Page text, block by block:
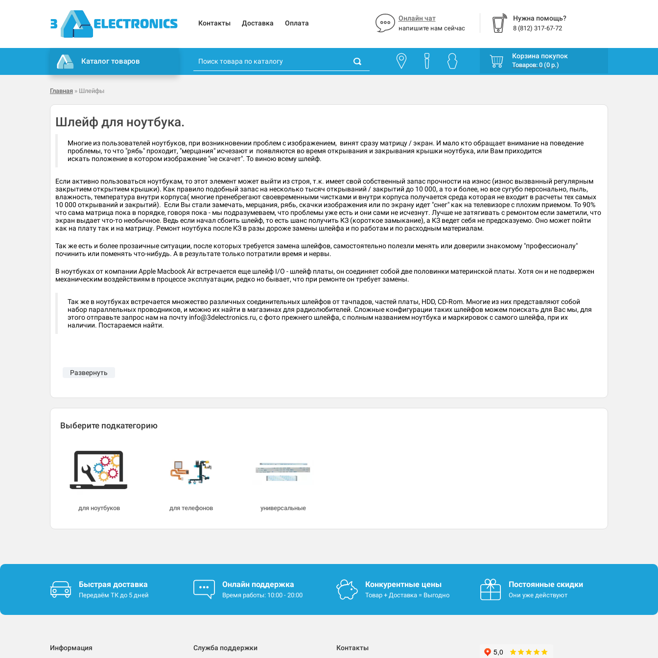
Контакты Доставка Оплата
Онлайн чат
напишите нам сейчас
Нужна помощь?
8 (812) 317-67-72
Каталог товаров
Корзина покупок
Товаров: 0 (0 р.)
Главная » Шлейфы
Шлейф для ноутбука.
Многие из пользователей ноутбуков, при возникновении проблем с изображением, винят сразу матрицу / экран. И мало кто обращает внимание на поведение
проблемы, то что "рябь" проходит, "мерцания" исчезают и появляются во время открывания и закрывания крышки ноутбука, или Вам приходится
искать положение в котором изображение "не скачет". То виною всему шлейф.
Если активно пользоваться ноутбукам, то этот элемент может выйти из строя, т.к. имеет свой собственный запас прочности на износ (износ вызванный регулярным
закрытием открытием крышки). Как правило подобный запас на несколько тысяч открываний / закрытий до 10 000, а то и более, но все сугубо персонально, пыль,
влажность, температура внутри корпуса( многие пренебрегают своевременными чистками и внутри корпуса получается среда которая не входит в расчеты тех самых
10 000 открываний и закрытий). Если Вы стали замечать, мерцания, рябь, скачки изображения или по экрану идет "снег" как на телевизоре с плохим приемом. То 90%
что сама матрица пока в порядке, говоря пока - мы подразумеваем, что проблемы уже есть и они сами не исчезнут. Лучше не затягивать с ремонтом если заметили, что
экран выдает что-то необычное. Ведь если начал сбоить шлейф, то есть шанс получить КЗ (короткое замыкание), а КЗ ведет себя не предсказуемо. Оно может пойти
как на плату так и на матрицу. Ремонт ноутбука после КЗ в разы дороже замены шлейфа и по работам и по расходным материалам.
Так же есть и более прозаичные ситуации, после которых требуется замена шлейфов, самостоятельно полезли менять или доверили знакомому "профессионалу"
починить или поменять что-нибудь. А в результате только потратили время и нервы.
В ноутбуках от компании Apple Macbook Air встречается еще шлейф I/O - шлейф платы, он соединяет собой две половинки материнской платы. Хотя он и не подвержен
механическим воздействиям в процессе эксплуатации, редко но бывает, что при ремонте он требует замены.
Так же в ноутбуках встречается множество различных соединительных шлейфов от тачпадов,​ частей платы, HDD, CD-Rom. Многие из них представляют собой
набор параллельных проводников, и можно их найти в магазинах для радиолюбителей. Сложные конфигурации таких шлейфов можем поискать для Вас мы, для
этого отправьте запрос нам на почту info@3delectronics.ru, с фото прежнего шлейфа, с полным названием ноутбука и маркировок с самого шлейфа, при их
наличии. Постараемся найти.
Развернуть
Выберите подкатегорию
для ноутбуков для телефонов универсальные
Быстрая доставка
Передаём ТК до 5 дней
Онлайн поддержка
Время работы: 10:00 - 20:00
Конкурентные цены
Товар + Доставка = Выгодно
Постоянные скидки
Они уже действуют
Информация Служба поддержки
Контакты